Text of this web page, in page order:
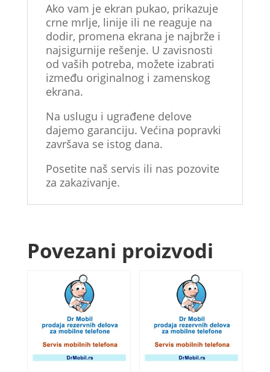
Ako vam je ekran pukao, prikazuje
crne mrlje, linije ili ne reaguje na
dodir, promena ekrana je najbrže i
najsigurnije rešenje. U zavisnosti
od vaših potreba, možete izabrati
između originalnog i zamenskog
ekrana.
Na uslugu i ugrađene delove
dajemo garanciju. Većina popravki
završava se istog dana.
Posetite naš servis ili nas pozovite
za zakazivanje.
Povezani proizvodi